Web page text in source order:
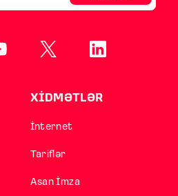
XİDMƏTLƏR
İnternet
Tariflər
Asan İmza